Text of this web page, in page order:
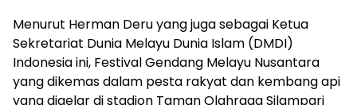
Menurut Herman Deru yang juga sebagai Ketua
Sekretariat Dunia Melayu Dunia Islam (DMDI)
Indonesia ini, Festival Gendang Melayu Nusantara
yang dikemas dalam pesta rakyat dan kembang api
yang digelar di stadion Taman Olahraga Silampari